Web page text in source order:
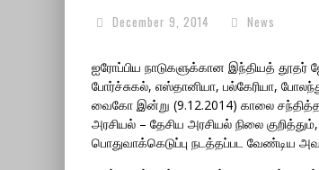
December 9, 2014 News
ஐரோப்பிய நாடுகளுக்கான இந்தியத்
போர்ச்சுகல், எஸ்தானியா, பல்கேரியா,
வைகோ இன்று (9.12.2014) காலை
அரசியல் – தேசிய அரசியல் நிலை
பொதுவாக்கெடுப்பு நடத்தப்பட வேண்டிய